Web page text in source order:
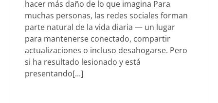
hacer más daño de lo que imagina Para
muchas personas, las redes sociales forman
parte natural de la vida diaria — un lugar
para mantenerse conectado, compartir
actualizaciones o incluso desahogarse. Pero
si ha resultado lesionado y está
presentando[...]